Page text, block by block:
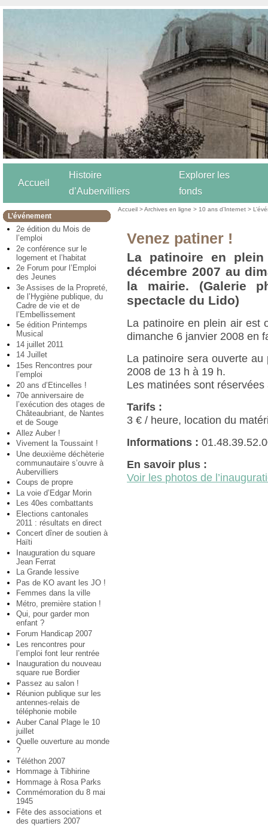
Accueil
Histoire
d’Aubervilliers
Explorer les
fonds
L’événement
2e édition du Mois de
l’emploi
2e conférence sur le
logement et l’habitat
2e Forum pour l’Emploi
des Jeunes
3e Assises de la Propreté,
de l’Hygiène publique, du
Cadre de vie et de
l’Embellissement
5e édition Printemps
Musical
14 juillet 2011
14 Juillet
15es Rencontres pour
l’emploi
20 ans d’Etincelles !
70e anniversaire de
l’exécution des otages de
Châteaubriant, de Nantes
et de Souge
Allez Auber !
Vivement la Toussaint !
Une deuxième déchèterie
communautaire s’ouvre à
Aubervilliers
Coups de propre
La voie d’Edgar Morin
Les 40es combattants
Elections cantonales
2011 : résultats en direct
Concert dîner de soutien à
Haïti
Inauguration du square
Jean Ferrat
La Grande lessive
Pas de KO avant les JO !
Femmes dans la ville
Métro, première station !
Qui, pour garder mon
enfant ?
Forum Handicap 2007
Les rencontres pour
l’emploi font leur rentrée
Inauguration du nouveau
square rue Bordier
Passez au salon !
Réunion publique sur les
antennes-relais de
téléphonie mobile
Auber Canal Plage le 10
juillet
Quelle ouverture au monde
?
Téléthon 2007
Hommage à Tibhirine
Hommage à Rosa Parks
Commémoration du 8 mai
1945
Fête des associations et
des quartiers 2007
Accueil >Archives en ligne > 10 ans d’Internet >
Venez patiner !
La patinoire en
décembre 2007 au
la mairie. (Galerie
spectacle du Lido)
La patinoire en plein air est
dimanche 6 janvier 2008 en
La patinoire sera ouverte
2008 de 13 h à 19 h.
Les matinées sont
Tarifs :
3 € / heure, location du
Informations :
En savoir plus :
Voir les photos de